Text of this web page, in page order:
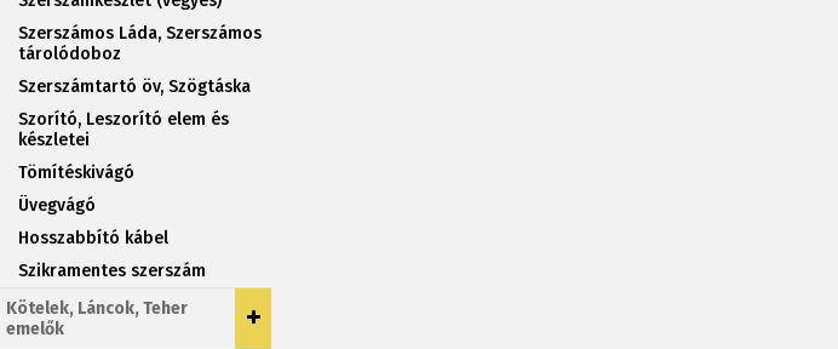
Szerszámos Láda, Szerszámos
tárolódoboz
Szerszámtartó öv, Szögtáska
Szorító, Leszorító elem és
készletei
Tömítéskivágó
Üvegvágó
Hosszabbító kábel
Szikramentes szerszám
Kötelek, Láncok, Teher
emelők